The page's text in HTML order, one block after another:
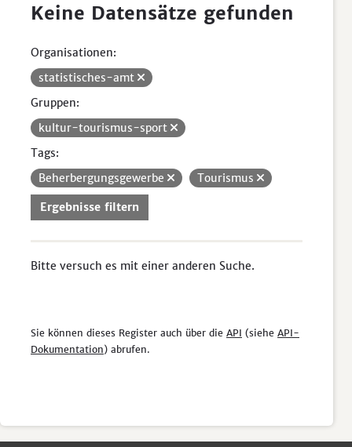
Keine Datensätze gefunden
Organisationen:
statistisches-amt
Gruppen:
kultur-tourismus-sport
Tags:
Beherbergungsgewerbe
Tourismus
Ergebnisse filtern
Bitte versuch es mit einer anderen Suche.
Sie können dieses Register auch über die API (siehe API-
Dokumentation) abrufen.